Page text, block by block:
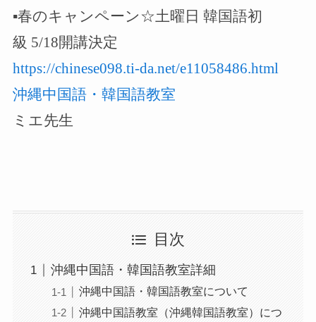
▪️春のキャンペーン☆土曜日 韓国語初
級 5/18開講決定
https://chinese098.ti-da.net/e11058486.html
沖縄中国語・韓国語教室
ミエ先生
目次
沖縄中国語・韓国語教室詳細
沖縄中国語・韓国語教室について
沖縄中国語教室（沖縄韓国語教室）につ